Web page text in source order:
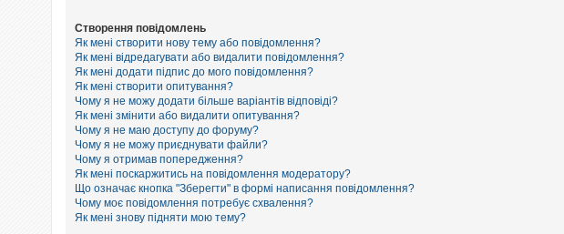
Створення повідомлень
Як мені створити нову тему або повідомлення?
Як мені відредагувати або видалити повідомлення?
Як мені додати підпис до мого повідомлення?
Як мені створити опитування?
Чому я не можу додати більше варіантів відповіді?
Як мені змінити або видалити опитування?
Чому я не маю доступу до форуму?
Чому я не можу приєднувати файли?
Чому я отримав попередження?
Як мені поскаржитись на повідомлення модератору?
Що означає кнопка "Зберегти" в формі написання повідомлення?
Чому моє повідомлення потребує схвалення?
Як мені знову підняти мою тему?